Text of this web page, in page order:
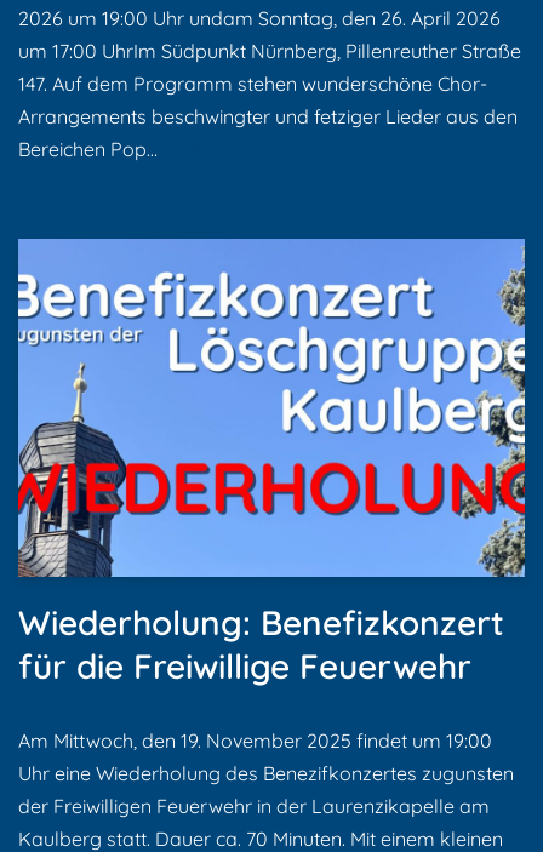
2026 um 19:00 Uhr undam Sonntag, den 26. April 2026
um 17:00 UhrIm Südpunkt Nürnberg, Pillenreuther Straße
147. Auf dem Programm stehen wunderschöne Chor-
Arrangements beschwingter und fetziger Lieder aus den
Bereichen Pop…
Wiederholung: Benefizkonzert
für die Freiwillige Feuerwehr
Am Mittwoch, den 19. November 2025 findet um 19:00
Uhr eine Wiederholung des Benezifkonzertes zugunsten
der Freiwilligen Feuerwehr in der Laurenzikapelle am
Kaulberg statt. Dauer ca. 70 Minuten. Mit einem kleinen